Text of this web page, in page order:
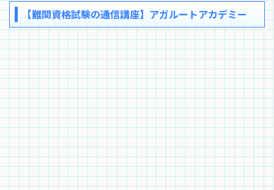
【難関資格試験の通信講座】アガルートアカデミー